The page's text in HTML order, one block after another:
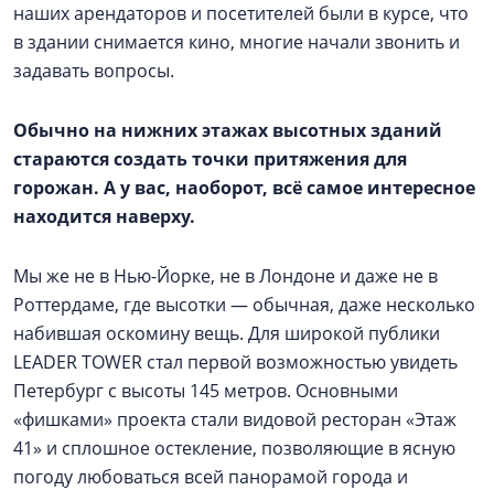
наших арендаторов и посетителей были в курсе, что
в здании снимается кино, многие начали звонить и
задавать вопросы.
Обычно на нижних этажах высотных зданий
стараются создать точки притяжения для
горожан. А у вас, наоборот, всё самое интересное
находится наверху.
Мы же не в Нью-Йорке, не в Лондоне и даже не в
Роттердаме, где высотки — ​обычная, даже несколько
набившая оскомину вещь. Для широкой публики
LEADER TOWER стал первой возможностью увидеть
Петербург с высоты 145 метров. Основными
«фишками» проекта стали видовой ресторан «Этаж
41» и сплошное остекление, позволяющие в ясную
погоду любоваться всей панорамой города и